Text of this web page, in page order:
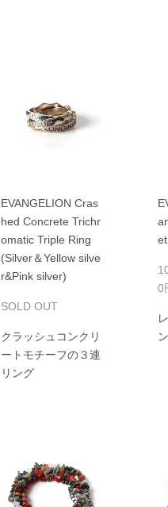
EVANGELION Cras
hed Concrete Trichr
omatic Triple Ring
(Silver＆Yellow silve
r&Pink silver)
SOLD OUT
クラッシュコンクリ
ートモチーフの３連
リング
et
0